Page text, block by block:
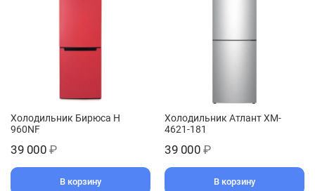
Холодильник Бирюса H
960NF
39 000 ₽
В корзину
Холодильник Атлант XM-
4621-181
39 000 ₽
В корзину